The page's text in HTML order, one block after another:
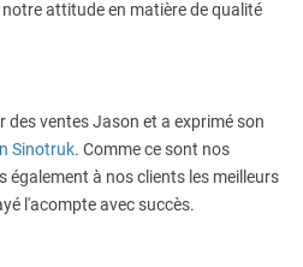
attitude en matière de qualité
des ventes Jason et a exprimé son
Sinotruk. Comme ce sont nos
à nos clients les meilleurs
l'acompte avec succès.